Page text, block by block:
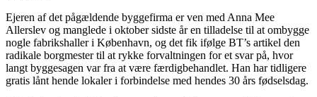
Ejeren af det pågældende byggefirma er ven med Anna Mee
Allerslev og manglede i oktober sidste år en tilladelse til at ombygge
nogle fabrikshaller i København, og det fik ifølge BT’s artikel den
radikale borgmester til at rykke forvaltningen for et svar på, hvor
langt byggesagen var fra at være færdigbehandlet. Han har tidligere
gratis lånt hende lokaler i forbindelse med hendes 30 års fødselsdag.